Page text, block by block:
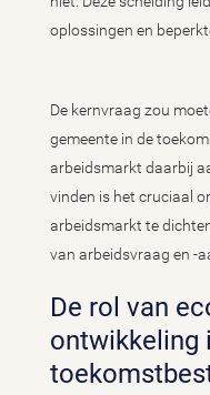
oplossingen en
De kernvraag zou
gemeente in de
arbeidsmarkt daarbij
vinden is het cruciaal
arbeidsmarkt te
van arbeidsvraag en -
De rol van economische
ontwikkeling